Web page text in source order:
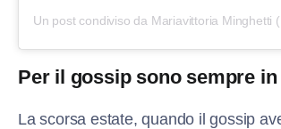
Per il gossip sono sempre
La scorsa estate, quando il gossip